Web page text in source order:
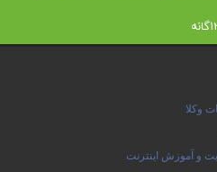
وکلا
و آموزش اینترنت